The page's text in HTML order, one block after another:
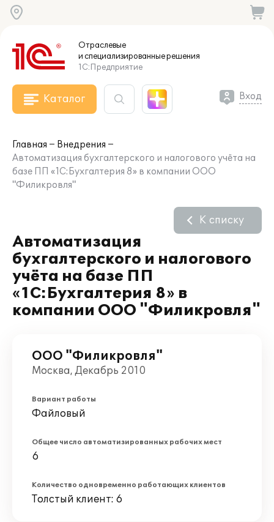
Отраслевые
и специализированныерешения
1С:Предприятие
Каталог Вход
Главная
Внедрения
Автоматизация бухгалтерского и налогового учёта на
базе ПП «1С:Бухгалтерия 8» в компании ООО
"Филикровля"
Автоматизация
бухгалтерского и налогового
учёта на базе ПП
«1С:Бухгалтерия 8» в
компании ООО "Филикровля"
К списку
ООО "Филикровля"
Москва, Декабрь 2010
Вариант работы
Файловый
Общее число автоматизированных рабочих мест
6
Количество одновременно работающих клиентов
Толстый клиент: 6